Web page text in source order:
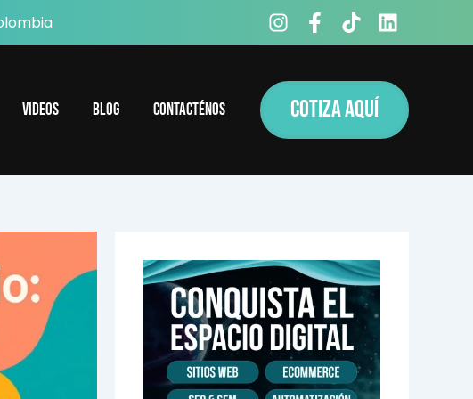
Videos Blog Contacténos COTIZA AQUÍ